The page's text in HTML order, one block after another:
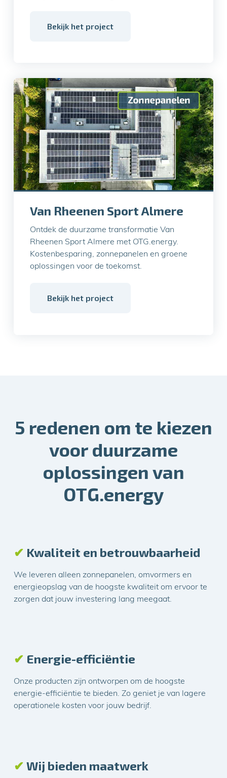
Bekijk het project
Van Rheenen Sport Almere
Ontdek de duurzame transformatie Van
Rheenen Sport Almere met OTG.energy.
Kostenbesparing, zonnepanelen en groene
oplossingen voor de toekomst.
Bekijk het project
5 redenen om te kiezen
voor duurzame
oplossingen van
OTG.energy
✔ Kwaliteit en betrouwbaarheid
We leveren alleen zonnepanelen, omvormers en
energieopslag van de hoogste kwaliteit om ervoor te
zorgen dat jouw investering lang meegaat.
✔ Energie-efficiëntie
Onze producten zijn ontworpen om de hoogste
energie-efficiëntie te bieden. Zo geniet je van lagere
operationele kosten voor jouw bedrijf.
✔ Wij bieden maatwerk